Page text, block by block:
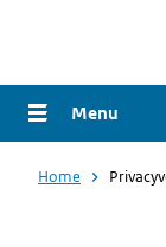
naar
de
gaan
Menu
Home